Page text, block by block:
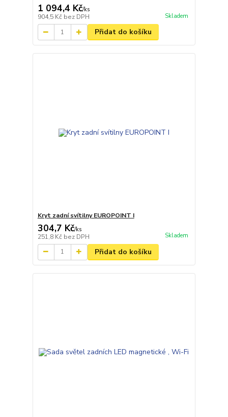
1 094,4 Kč/ks
904,5 Kč bez DPH Skladem
Přidat do košíku
Kryt zadní svítilny EUROPOINT I
304,7 Kč/ks
251,8 Kč bez DPH Skladem
Přidat do košíku